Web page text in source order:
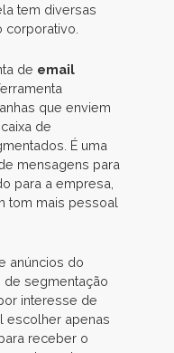
tem diversas
corporativo.
de email
que enviem
de
É uma
mensagens para
para a empresa,
tom mais pessoal
anúncios do
de segmentação
interesse de
escolher apenas
receber o